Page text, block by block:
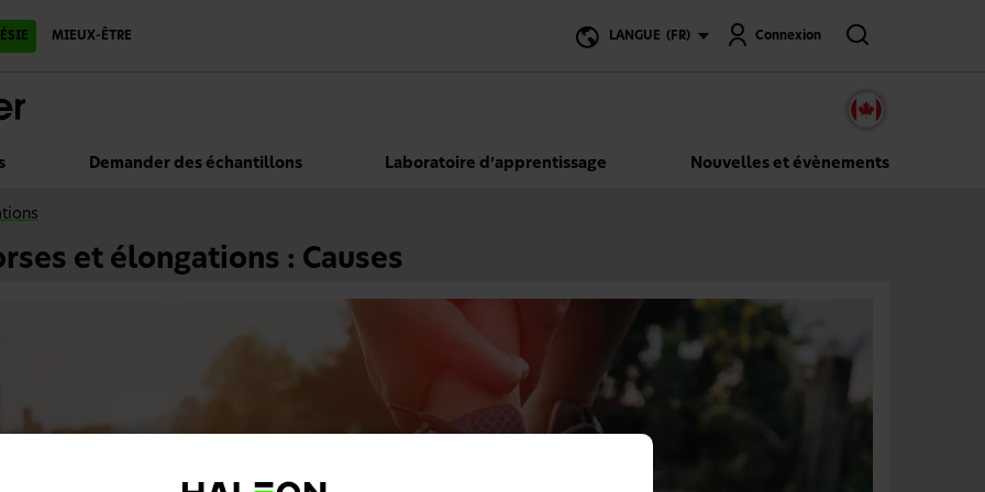
MIEUX-ÊTRE LANGUE (FR) Connexion
Recherche
Demander des échantillons Laboratoire d’apprentissage Nouvelles et évènements
et élongations : Causes